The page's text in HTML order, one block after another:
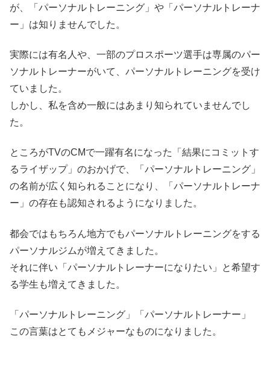
が、「パーソナルトレーニング」や「パーソナルトレーナ
ー」は知りませんでした。
実際には有名人や、一部のプロスポーツ選手は専属のパー
ソナルトレーナーがいて、パーソナルトレーニングを受け
ていました。
しかし、私を含め一般にはあまり知られていませんでし
た。
ところがTVのCMで一躍有名になった「結果にコミットす
るライザップ」のおかげで、「パーソナルトレーニング」
の名前が広く知られることになり、「パーソナルトレーナ
ー」の存在も認知されるようになりました。
都会ではもちろん地方でもパーソナルトレーニングをする
パーソナルジムが増えてきました。
それに伴い「パーソナルトレーナーになりたい」と希望す
る学生も増えてきました。
「パーソナルトレーニング」「パーソナルトレーナー」
この言葉はとてもメジャーなものになりました。